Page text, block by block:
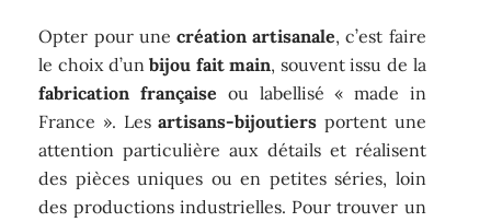
Opter pour une création artisanale, c’est faire
le choix d’unbijou fait main, souvent issu de la
fabrication française ou labellisé « made in
France ». Lesartisans-bijoutiers portent une
attention particulière aux détails et réalisent
des pièces uniques ou en petites séries, loin
des productions industrielles. Pour trouver un